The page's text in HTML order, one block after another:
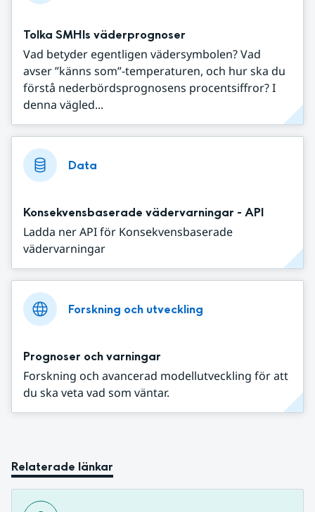
Tolka SMHIs väderprognoser
Vad betyder egentligen vädersymbolen? Vad
avser ”känns som”-temperaturen, och hur ska du
förstå nederbördsprognosens procentsiffror? I
denna vägled...
Data
Konsekvensbaserade vädervarningar - API
Ladda ner API för Konsekvensbaserade
vädervarningar
Forskning och utveckling
Prognoser och varningar
Forskning och avancerad modellutveckling för att
du ska veta vad som väntar.
Relaterade länkar